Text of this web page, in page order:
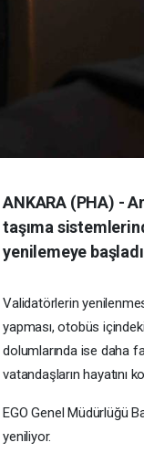
ANKARA (PHA) -
taşıma
yenilemeye
Validatörlerin
yapması, otobüs
dolumlarında ise daha
vatandaşların hayatını
EGO Genel Müdürlüğü
yeniliyor.